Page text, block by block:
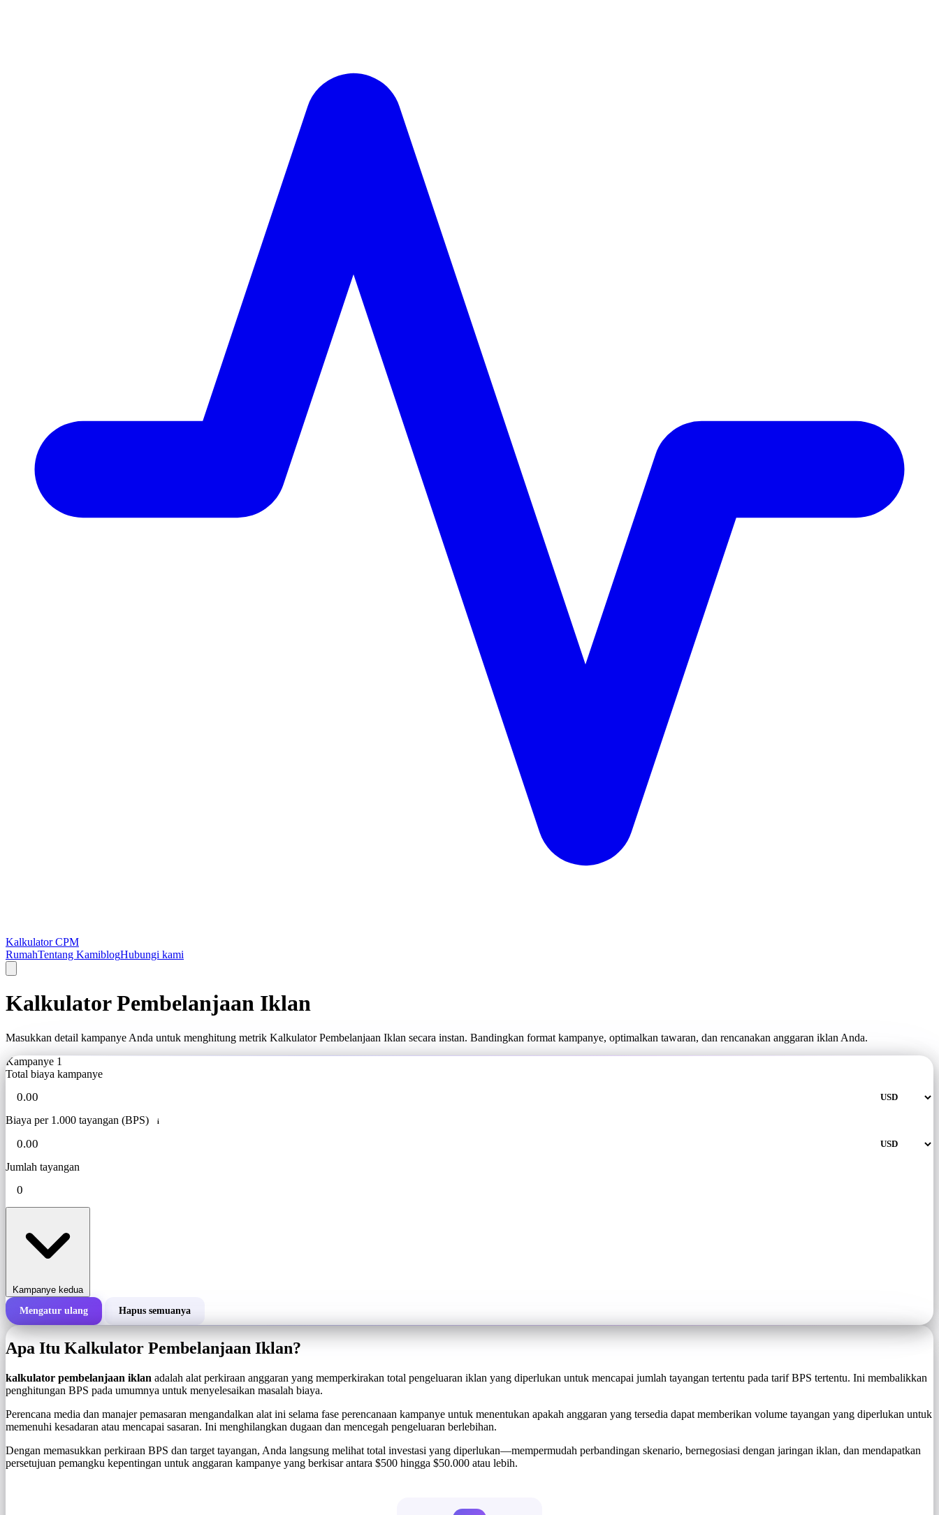
Kalkulator CPM
RumahTentang KamiblogHubungi kami
Kalkulator Pembelanjaan Iklan
Masukkan detail kampanye Anda untuk menghitung metrik Kalkulator Pembelanjaan Iklan secara instan. Bandingkan format kampanye, optimalkan tawaran, dan rencanakan anggaran iklan Anda.
Kampanye 1
Total biaya kampanye
Biaya per 1.000 tayangan (BPS) i
Jumlah tayangan
Kampanye kedua
Total biaya kampanye
Jumlah tayangan
Mengatur ulang Hapus semuanya
Apa Itu Kalkulator Pembelanjaan Iklan?
kalkulator pembelanjaan iklan adalah alat perkiraan anggaran yang memperkirakan total pengeluaran iklan yang diperlukan untuk mencapai jumlah tayangan tertentu pada tarif BPS tertentu. Ini membalikkan
penghitungan BPS pada umumnya untuk menyelesaikan masalah biaya.
Perencana media dan manajer pemasaran mengandalkan alat ini selama fase perencanaan kampanye untuk menentukan apakah anggaran yang tersedia dapat memberikan volume tayangan yang diperlukan untuk
memenuhi kesadaran atau mencapai sasaran. Ini menghilangkan dugaan dan mencegah pengeluaran berlebihan.
Dengan memasukkan perkiraan BPS dan target tayangan, Anda langsung melihat total investasi yang diperlukan—mempermudah perbandingan skenario, bernegosiasi dengan jaringan iklan, dan mendapatkan
persetujuan pemangku kepentingan untuk anggaran kampanye yang berkisar antara $500 hingga $50.000 atau lebih.